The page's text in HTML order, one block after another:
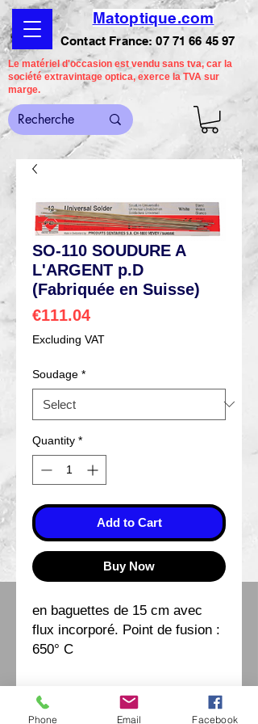
Matoptique.com
Contact France:07 71 66 45 97
Le matériel d'occasion est vendu sans tva, car la
société extravintage optica, exerce la TVA sur
marge.
SO-110 SOUDURE A
L'ARGENT p.D
(Fabriquée en Suisse)
€111.04Price
Excluding VAT
Soudage *
Quantity *
Add to Cart
Buy Now
en baguettes de 15 cm avec
flux incorporé. Point de fusion :
650° C
Phone Email Facebook